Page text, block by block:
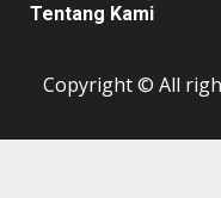
Tentang Kami
Copyright © All